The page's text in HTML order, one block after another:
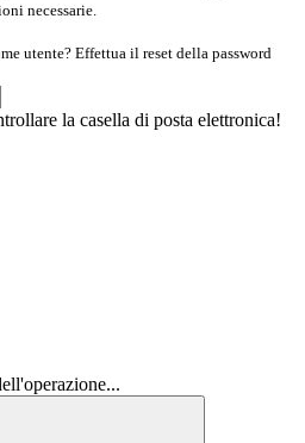
necessarie.
utente? Effettua il reset della password
la casella di posta elettronica!